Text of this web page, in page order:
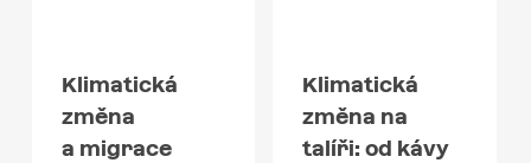
Klimatická
změna
a migrace
Klimatická
změna na
talíři: od kávy